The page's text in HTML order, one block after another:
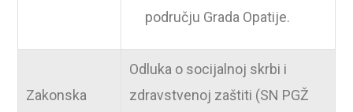
području Grada Opatije.
Zakonska
Odluka o socijalnoj skrbi i
zdravstvenoj zaštiti (SN PGŽ